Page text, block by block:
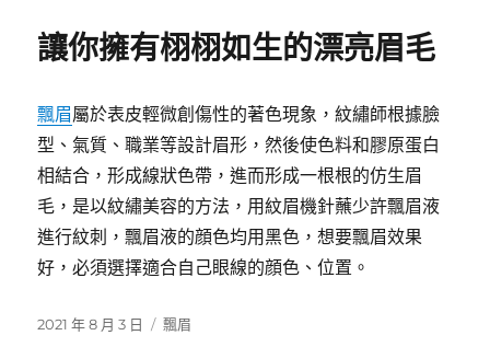
讓你擁有栩栩如生的漂亮眉毛
飄眉屬於表皮輕微創傷性的著色現象，紋繡師根據臉
型、氣質、職業等設計眉形，然後使色料和膠原蛋白
相結合，形成線狀色帶，進而形成一根根的仿生眉
毛，是以紋繡美容的方法，用紋眉機針蘸少許飄眉液
進行紋刺，飄眉液的顔色均用黑色，想要飄眉效果
好，必須選擇適合自己眼線的顔色、位置。
發
2021 年 8 月 3 日
分
飄眉